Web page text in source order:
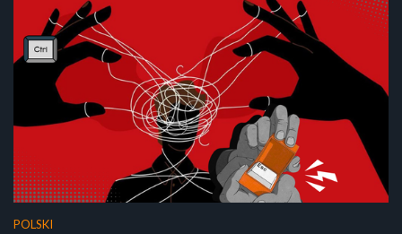
POLSKI